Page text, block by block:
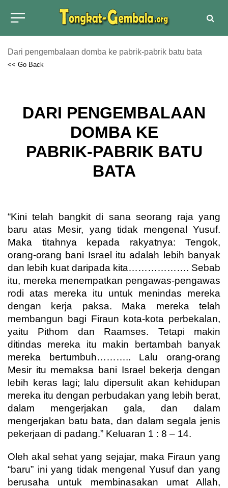
Dari pengembalaan domba ke pabrik-pabrik batu bata
<< Go Back
DARI PENGEMBALAAN
DOMBA KE
PABRIK-PABRIK BATU
BATA
“Kini telah bangkit di sana seorang raja yang
baru atas Mesir, yang tidak mengenal Yusuf.
Maka titahnya kepada rakyatnya: Tengok,
orang-orang bani Israel itu adalah lebih banyak
dan lebih kuat daripada kita………………. Sebab
itu, mereka menempatkan pengawas-pengawas
rodi atas mereka itu untuk menindas mereka
dengan kerja paksa. Maka mereka telah
membangun bagi Firaun kota-kota perbekalan,
yaitu Pithom dan Raamses. Tetapi makin
ditindas mereka itu makin bertambah banyak
mereka bertumbuh……….. Lalu orang-orang
Mesir itu memaksa bani Israel bekerja dengan
lebih keras lagi; lalu dipersulit akan kehidupan
mereka itu dengan perbudakan yang lebih berat,
dalam mengerjakan gala, dan dalam
mengerjakan batu bata, dan dalam segala jenis
pekerjaan di padang.” Keluaran 1 : 8 – 14.
Oleh akal sehat yang sejajar, maka Firaun yang
“baru” ini yang tidak mengenal Yusuf dan yang
berusaha untuk membinasakan umat Allah,